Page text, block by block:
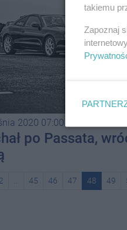
2020 07:00
po Passata,
2 45 46 47 48 49
takiemu
Zapoznaj